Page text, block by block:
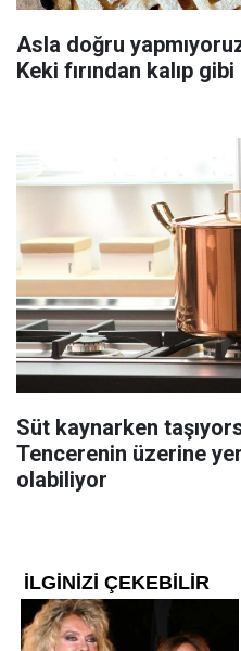
Asla doğru
Keki fırından kalıp
Süt kaynarken
Tencerenin üzerine
olabiliyor